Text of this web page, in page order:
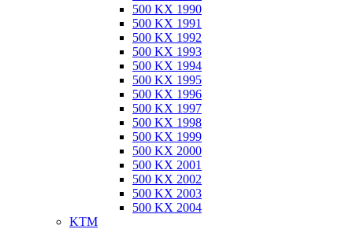
500 KX 1990
500 KX 1991
500 KX 1992
500 KX 1993
500 KX 1994
500 KX 1995
500 KX 1996
500 KX 1997
500 KX 1998
500 KX 1999
500 KX 2000
500 KX 2001
500 KX 2002
500 KX 2003
500 KX 2004
KTM